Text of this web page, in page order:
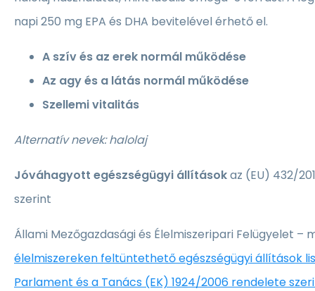
napi 250 mg EPA és DHA bevitelével érhető el.
A szív és az erek normál működése
Az agy és a látás normál működése
Szellemi vitalitás
Alternatív nevek: halolaj
Jóváhagyott egészségügyi állításokaz (EU) 432/
szerint
Állami Mezőgazdasági és Élelmiszeripari Felügyelet –
élelmiszereken feltüntethető egészségügyi állítások
Parlament és a Tanács (EK) 1924/2006 rendelete